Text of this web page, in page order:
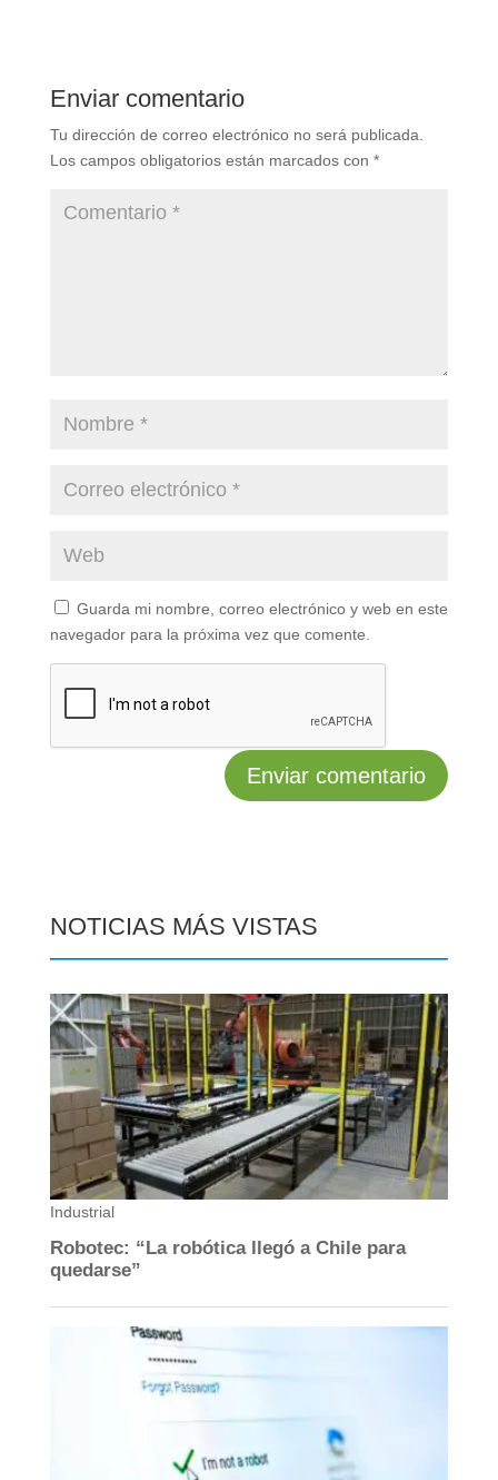
Enviar comentario
Tu dirección de correo electrónico no será publicada.
Los campos obligatorios están marcados con *
Guarda mi nombre, correo electrónico y web en este
navegador para la próxima vez que comente.
NOTICIAS MÁS VISTAS